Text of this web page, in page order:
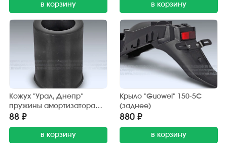
в корзину в корзину
Кожух "Урал, Днепр"
пружины амортизатора
(пластик)
88 ₽
в корзину
Крыло "Guowei" 150-5С
(заднее)
880 ₽
в корзину